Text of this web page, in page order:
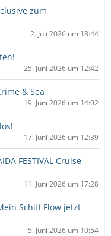
zum
2. Juli 2026 um 18:44
25. Juni 2026 um 12:42
& Sea
19. Juni 2026 um 14:02
17. Juni 2026 um 12:39
FESTIVAL Cruise
11. Juni 2026 um 17:28
Schiff Flow jetzt
5. Juni 2026 um 10:54